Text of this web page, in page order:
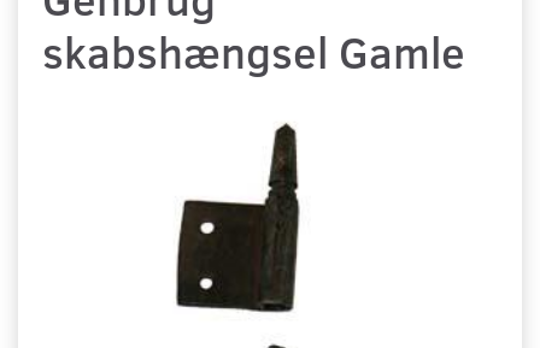
skabshængsel Gamle